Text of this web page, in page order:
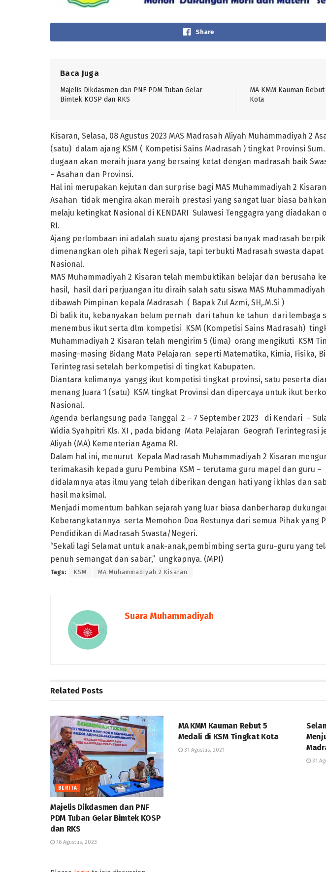
Share
Baca Juga
Majelis Dikdasmen dan PNF PDM Tuban Gelar
Bimtek KOSP dan RKS
MA KMM Kauman
Kota
Kisaran, Selasa, 08 Agustus 2023 MAS Madrasah Aliyah Muhammadiyah 2
(satu) dalam ajang KSM ( Kompetisi Sains Madrasah ) tingkat Provinsi
dugaan akan meraih juara yang bersaing ketat dengan madrasah baik
– Asahan dan Provinsi.
Hal ini merupakan kejutan dan surprise bagi MAS Muhammadiyah 2
Asahan tidak mengira akan meraih prestasi yang sangat luar biasa
melaju ketingkat Nasional di KENDARI Sulawesi Tenggagra yang diadakan
RI.
Ajang perlombaan ini adalah suatu ajang prestasi banyak madrasah
dimenangkan oleh pihak Negeri saja, tapi terbukti Madrasah swasta
Nasional.
MAS Muhammadiyah 2 Kisaran telah membuktikan belajar dan berusaha
hasil, hasil dari perjuangan itu diraih salah satu siswa MAS Muhammadiyah
dibawah Pimpinan kepala Madrasah ( Bapak Zul Azmi, SH,.M.Si )
Di balik itu, kebanyakan belum pernah dari tahun ke tahun dari lembaga
menembus ikut serta dlm kompetisi KSM (Kompetisi Sains Madrasah)
Muhammadiyah 2 Kisaran telah mengirim 5 (lima) orang mengikuti KSM
masing-masing Bidang Mata Pelajaran seperti Matematika, Kimia, Fisika,
Terintegrasi setelah berkompetisi di tingkat Kabupaten.
Diantara kelimanya yangg ikut kompetisi tingkat provinsi, satu peserta
menang Juara 1 (satu) KSM tingkat Provinsi dan dipercaya untuk ikut
Nasional.
Agenda berlangsung pada Tanggal 2 – 7 September 2023 di Kendari –
Widia Syahpitri Kls. XI , pada bidang Mata Pelajaran Geografi Terintegrasi
Aliyah (MA) Kementerian Agama RI.
Dalam hal ini, menurut Kepala Madrasah Muhammadiyah 2 Kisaran
terimakasih kepada guru Pembina KSM – terutama guru mapel dan guru
didalamnya atas ilmu yang telah diberikan dengan hati yang ikhlas dan
hasil maksimal.
Menjadi momentum bahkan sejarah yang luar biasa danberharap
Keberangkatannya serta Memohon Doa Restunya dari semua Pihak yang
Pendidikan di Madrasah Swasta/Negeri.
“Sekali lagi Selamat untuk anak-anak,pembimbing serta guru-guru yang
penuh semangat dan sabar,” ungkapnya. (MPI)
Tags: KSM MA Muhammadiyah 2 Kisaran
Suara Muhammadiyah
Related Posts
BERITA
Majelis Dikdasmen dan PNF
PDM Tuban Gelar Bimtek KOSP
dan RKS
16 Agustus, 2023
MA KMM Kauman Rebut 5
Medali di KSM Tingkat Kota
31 Agustus, 2021
31